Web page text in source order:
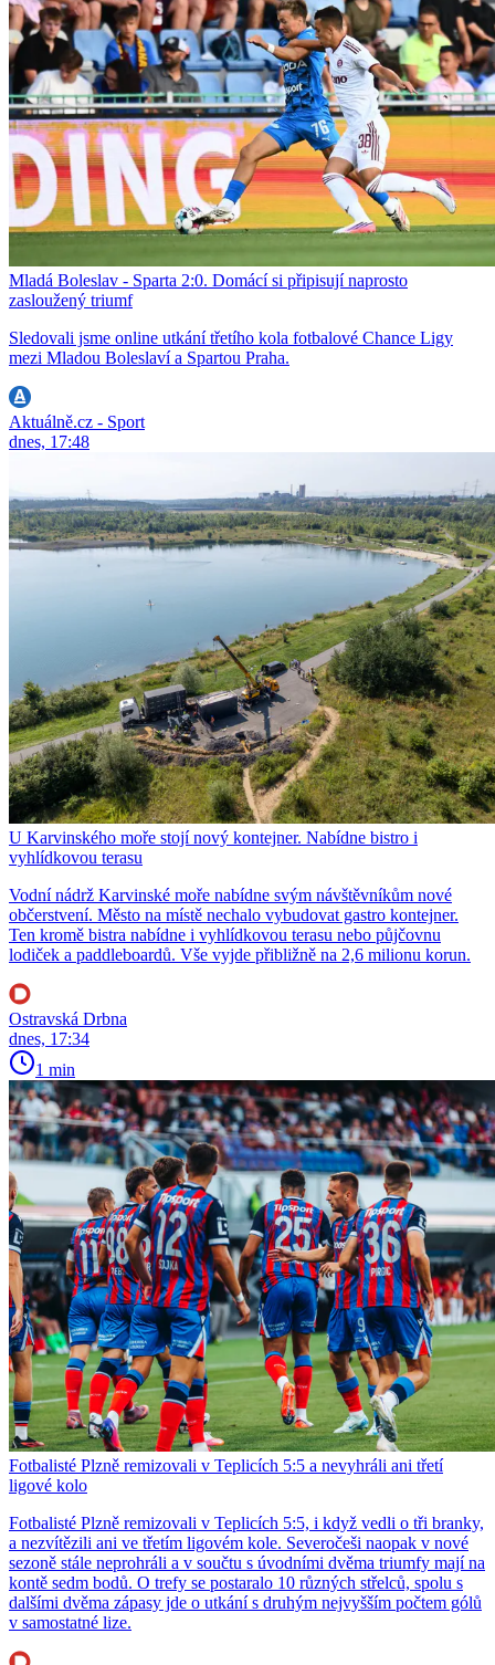
Mladá Boleslav - Sparta 2:0. Domácí si připisují naprosto
zasloužený triumf
Sledovali jsme online utkání třetího kola fotbalové Chance Ligy
mezi Mladou Boleslaví a Spartou Praha.
Aktuálně.cz - Sport
dnes, 17:48
U Karvinského moře stojí nový kontejner. Nabídne bistro i
vyhlídkovou terasu
Vodní nádrž Karvinské moře nabídne svým návštěvníkům nové
občerstvení. Město na místě nechalo vybudovat gastro kontejner.
Ten kromě bistra nabídne i vyhlídkovou terasu nebo půjčovnu
lodiček a paddleboardů. Vše vyjde přibližně na 2,6 milionu korun.
Ostravská Drbna
dnes, 17:34
1 min
Fotbalisté Plzně remizovali v Teplicích 5:5 a nevyhráli ani třetí
ligové kolo
Fotbalisté Plzně remizovali v Teplicích 5:5, i když vedli o tři branky,
a nezvítězili ani ve třetím ligovém kole. Severočeši naopak v nové
sezoně stále neprohráli a v součtu s úvodními dvěma triumfy mají na
kontě sedm bodů. O trefy se postaralo 10 různých střelců, spolu s
dalšími dvěma zápasy jde o utkání s druhým nejvyšším počtem gólů
v samostatné lize.